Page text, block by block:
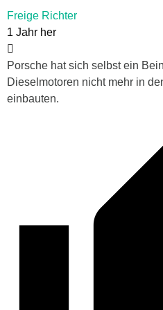
Freige Richter
1 Jahr her
Porsche hat sich selbst ein
Dieselmotoren nicht mehr in
einbauten.